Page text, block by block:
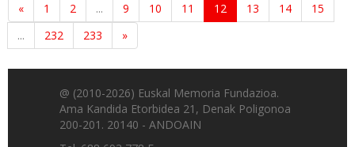
« 1 2 ... 9 10 11 12 13 14
15
...
232 233 »
@ (2010-2026) Euskal Memoria Fundazioa.
Ama Kandida Etorbidea 21, Denak Poligonoa
200-201. 20140 - ANDOAIN